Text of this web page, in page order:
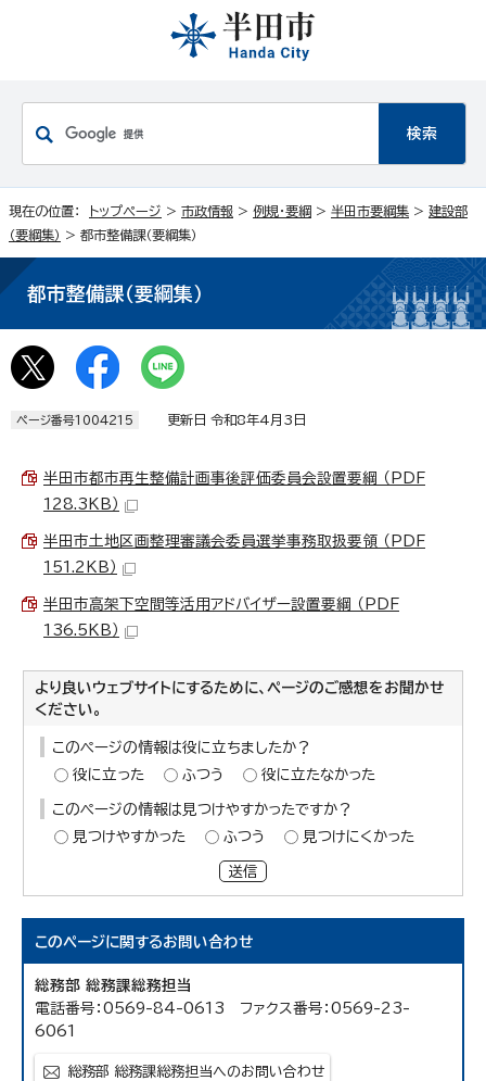
現在の位置： トップページ > 市政情報 > 例規・要綱 > 半田市要綱集 > 建設部
（要綱集） > 都市整備課（要綱集）
都市整備課（要綱集）
ページ番号1004215 更新日 令和8年4月3日
半田市都市再生整備計画事後評価委員会設置要綱 （PDF
128.3KB）
半田市土地区画整理審議会委員選挙事務取扱要領 （PDF
151.2KB）
半田市高架下空間等活用アドバイザー設置要綱 （PDF
136.5KB）
より良いウェブサイトにするために、ページのご感想をお聞かせ
ください。
このページの情報は役に立ちましたか？
役に立った
ふつう 役に立たなかった
このページの情報は見つけやすかったですか？
見つけやすかった
ふつう 見つけにくかった
送信
このページに関するお問い合わせ
総務部 総務課総務担当
電話番号：0569-84-0613 ファクス番号：0569-23-
6061
総務部 総務課総務担当へのお問い合わせ